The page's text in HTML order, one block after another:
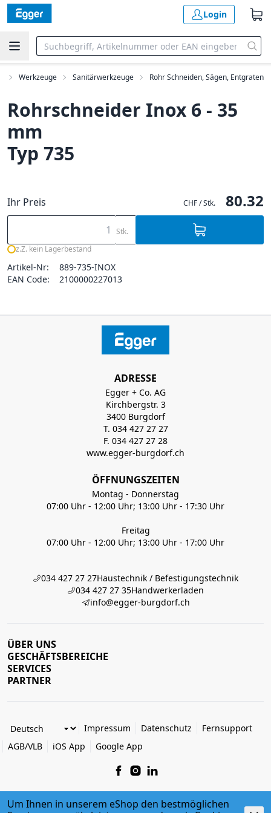
Login
Werkzeuge Sanitärwerkzeuge Rohr Schneiden, Sägen, Entgraten
Rohrschneider Inox 6 - 35
mm
Typ 735
Ihr Preis CHF / Stk. 80.32
Stk.
z.Z. kein Lagerbestand
Artikel-Nr:
889-735-INOX
EAN Code:
2100000227013
ADRESSE
Egger + Co. AG
Kirchbergstr. 3
3400 Burgdorf
T. 034 427 27 27
F. 034 427 27 28
www.egger-burgdorf.ch
ÖFFNUNGSZEITEN
Montag - Donnerstag
07:00 Uhr - 12:00 Uhr; 13:00 Uhr - 17:30 Uhr
Freitag
07:00 Uhr - 12:00 Uhr; 13:00 Uhr - 17:00 Uhr
034 427 27 27Haustechnik / Befestigungstechnik
034 427 27 35Handwerkerladen
info@egger-burgdorf.ch
ÜBER UNS
GESCHÄFTSBEREICHE
SERVICES
PARTNER
Impressum Datenschutz
Fernsupport
AGB/VLB
iOS App Google App
Um Ihnen in unserem eShop den bestmöglichen